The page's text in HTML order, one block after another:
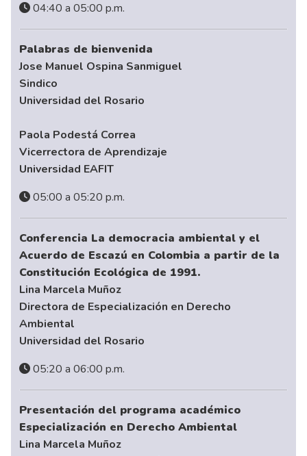
04:40 a 05:00 p.m.
Palabras de bienvenida
Jose Manuel Ospina Sanmiguel
Sindico
Universidad del Rosario
Paola Podestá Correa
Vicerrectora de Aprendizaje
Universidad EAFIT
05:00 a 05:20 p.m.
Conferencia La democracia ambiental y el
Acuerdo de Escazú en Colombia a partir de la
Constitución Ecológica de 1991.
Lina Marcela Muñoz
Directora de Especialización en Derecho
Ambiental
Universidad del Rosario
05:20 a 06:00 p.m.
Presentación del programa académico
Especialización en Derecho Ambiental
Lina Marcela Muñoz